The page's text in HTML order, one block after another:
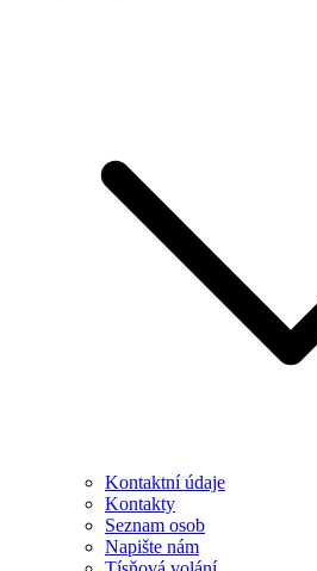
Kontaktní údaje
Kontakty
Seznam osob
Napište nám